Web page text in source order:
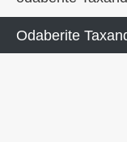
Odaberite